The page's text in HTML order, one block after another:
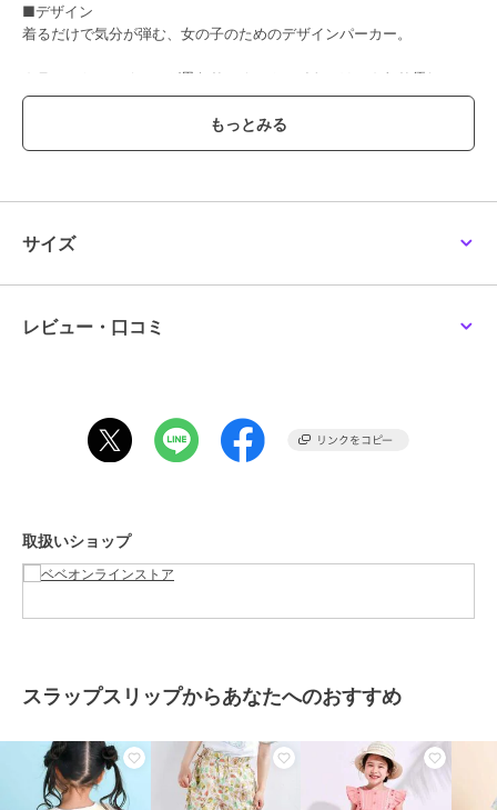
■デザイン
着るだけで気分が弾む、女の子のためのデザインパーカー。
カラーごとにモチーフが異なり、オフホワイトにはふんわり優しいシ
ナモロール、イエローにはほっこり可愛いポムポムプリンを表現しま
フード部分にはキャラクターのお顔と立体的なお耳をデザインし、後
ろ姿までとびきりキュート。
裾にはレースをあしらい、カジュアルなパーカーに甘さをプラスしま
お気に入りのキャラクターを身近に感じながら、毎日のおしゃれを楽
しめるアイテムです。
着用いただけます。
袖口は伸縮性に優れたスパンテレコ仕様で、腕まくりもしやすく、ア
1805-81542：パーカー
1815-81116：長袖Tシャツ
1814-81609：リュック
1814-81610：半袖パジャマ
サイズ
レビュー・口コミ
取扱いショップ
スラップスリップからあなたへのおすすめ